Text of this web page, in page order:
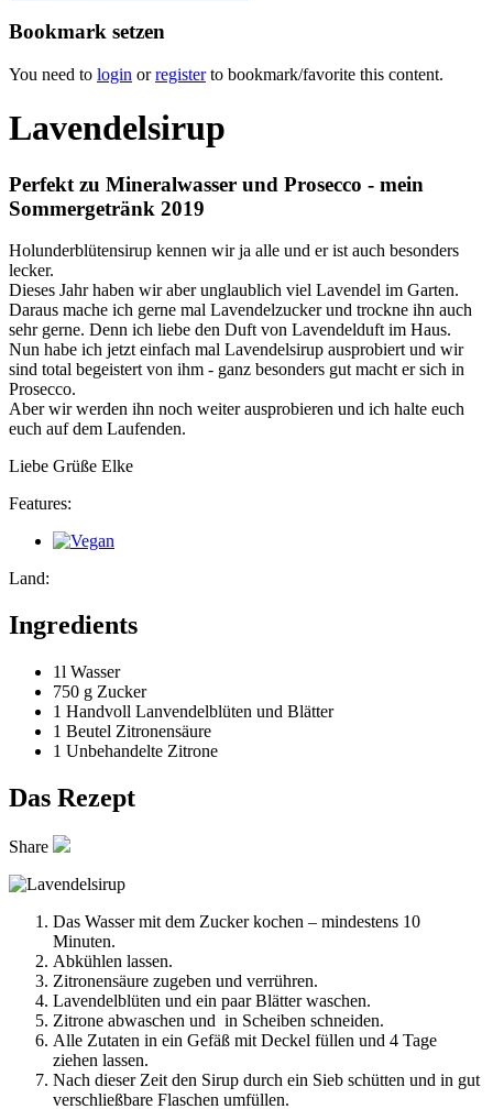
Bookmark setzen
You need to login orregisterto bookmark/favorite this content.
Lavendelsirup
Perfekt zu Mineralwasser und Prosecco - mein
Sommergetränk 2019
Holunderblütensirup kennen wir ja alle und er ist auch besonders
lecker.
Dieses Jahr haben wir aber unglaublich viel Lavendel im Garten.
Daraus mache ich gerne mal Lavendelzucker und trockne ihn auch
sehr gerne. Denn ich liebe den Duft von Lavendelduft im Haus.
Nun habe ich jetzt einfach mal Lavendelsirup ausprobiert und wir
sind total begeistert von ihm - ganz besonders gut macht er sich in
Prosecco.
Aber wir werden ihn noch weiter ausprobieren und ich halte euch
euch auf dem Laufenden.
Liebe Grüße Elke
Features:
Land:
Ingredients
1l Wasser
750 g Zucker
1 Handvoll Lanvendelblüten und Blätter
1 Beutel Zitronensäure
1 Unbehandelte Zitrone
Das Rezept
Share
Das Wasser mit dem Zucker kochen – mindestens 10
Minuten.
Abkühlen lassen.
Zitronensäure zugeben und verrühren.
Lavendelblüten und ein paar Blätter waschen.
Zitrone abwaschen und in Scheiben schneiden.
Alle Zutaten in ein Gefäß mit Deckel füllen und 4 Tage
ziehen lassen.
Nach dieser Zeit den Sirup durch ein Sieb schütten und in gut
verschließbare Flaschen umfüllen.